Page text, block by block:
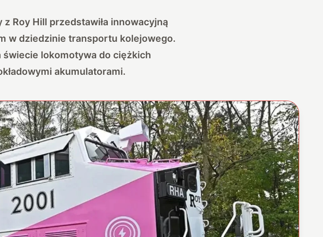
Roy Hill przedstawiła innowacyjną
w dziedzinie transportu kolejowego.
lokomotywa do ciężkich
akumulatorami.